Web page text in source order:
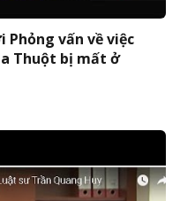
Phỏng vấn về việc
Thuột bị mất ở